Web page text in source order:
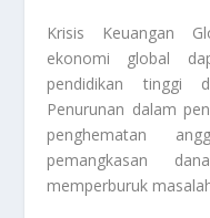
Krisis Keuangan
ekonomi global
pendidikan tinggi
Penurunan dalam
penghematan
pemangkasan
memperburuk